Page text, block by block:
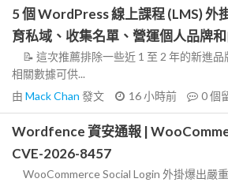
5 個 WordPress 線上課程 (LMS) 外
育私域、收集名單、營運個人品牌
📝 這次推薦排除一些近 1 至 2 年的新進品
相關數據可供...
由 Mack Chan 發文 16 小時前 0個
Wordfence 資安通報 |
CVE-2026-8457
WooCommerce Social Login 外掛爆出嚴